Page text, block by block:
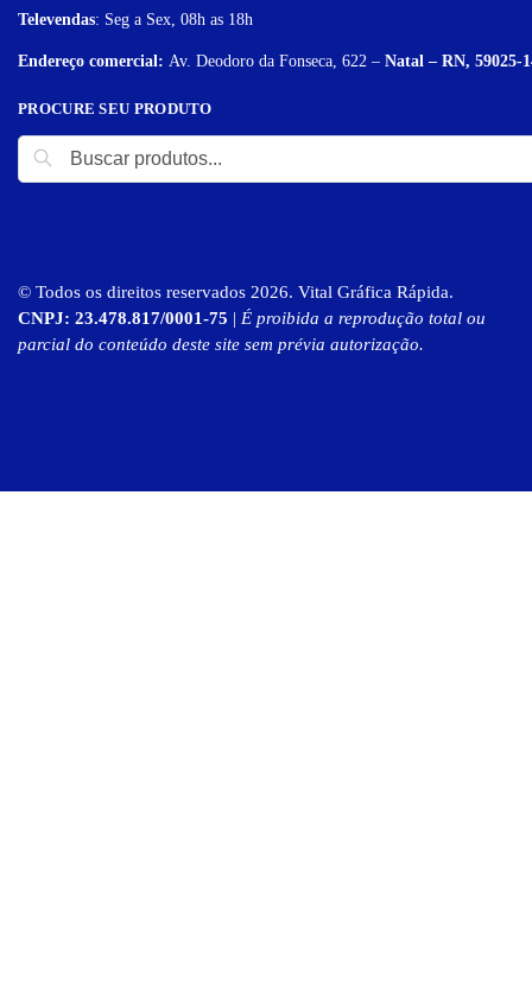
Televendas: Seg a Sex, 08h as 18h
Endereço comercial: Av. Deodoro da Fonseca, 622 – Natal – RN, 59025-
PROCURE SEU PRODUTO
© Todos os direitos reservados 2026. Vital Gráfica Rápida.
CNPJ: 23.478.817/0001-75 | É proibida a reprodução total ou
parcial do conteúdo deste site sem prévia autorização.